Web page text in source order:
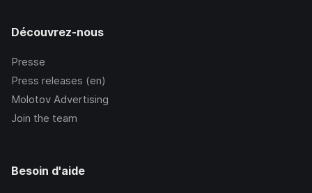
Découvrez-nous
Presse
Press releases (en)
Molotov Advertising
Join the team
Besoin d'aide